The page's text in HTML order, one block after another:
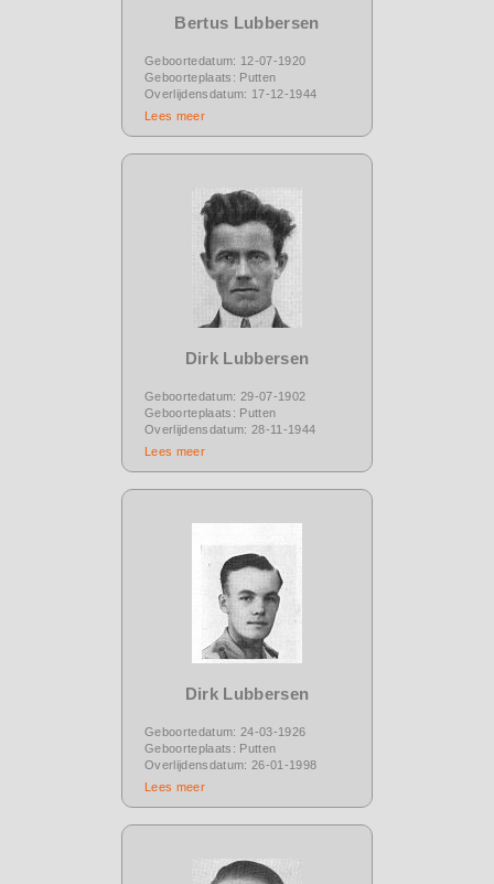
Bertus Lubbersen
Geboortedatum: 12-07-1920
Geboorteplaats: Putten
Overlijdensdatum: 17-12-1944
Lees meer
Dirk Lubbersen
Geboortedatum: 29-07-1902
Geboorteplaats: Putten
Overlijdensdatum: 28-11-1944
Lees meer
Dirk Lubbersen
Geboortedatum: 24-03-1926
Geboorteplaats: Putten
Overlijdensdatum: 26-01-1998
Lees meer